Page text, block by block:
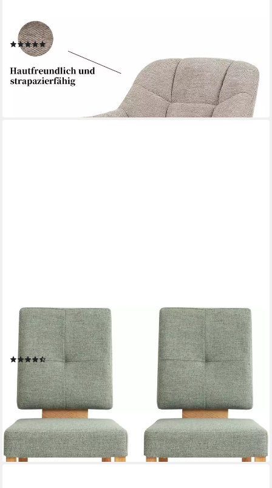
DUBI MÖBEL
Polsterstuhl Mika-Nele (1 St), Eiche geölt, 360° drehbar
(1)
ab 159,99 € UVP299,99 €
-47%
lieferbar - in 4-5 Werktagen bei dir
OTTO HOME
Esszimmerstuhl Ponza Polsterstuhl (Set, 2 St), Gestell Eiche
massiv geölt, Esszimmer Bestseller
(54)
333,99 € UVP408,00 €
(167,00 €/ 1 Stk)
-18%
lieferbar in 6 Wochen